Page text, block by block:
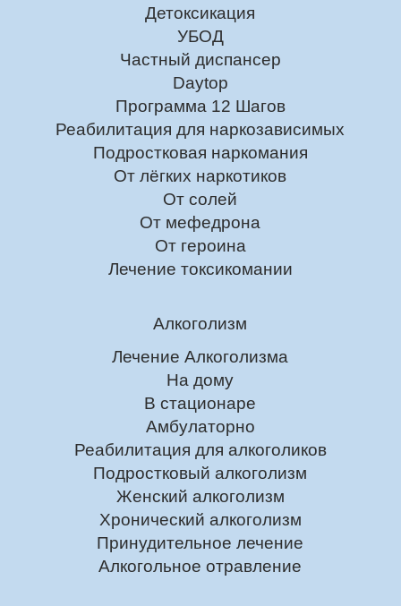
Детоксикация
УБОД
Частный диспансер
Daytop
Программа 12 Шагов
Реабилитация для наркозависимых
Подростковая наркомания
От лёгких наркотиков
От солей
От мефедрона
От героина
Лечение токсикомании
Алкоголизм
Лечение Алкоголизма
На дому
В стационаре
Амбулаторно
Реабилитация для алкоголиков
Подростковый алкоголизм
Женский алкоголизм
Хронический алкоголизм
Принудительное лечение
Алкогольное отравление